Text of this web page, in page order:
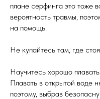
плане серфинга это тоже
вероятность травмы,
на помощь.
Не купайтесь там, где
Научитесь хорошо
Плавать в открытой воде
поэтому, выбрав